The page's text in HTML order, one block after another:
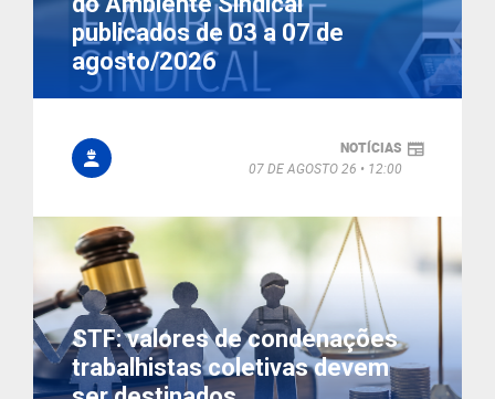
publicados de 03 a 07 de
agosto/2026
NOTÍCIAS
07 DE AGOSTO 26
12:00
STF: valores de condenações
trabalhistas coletivas devem